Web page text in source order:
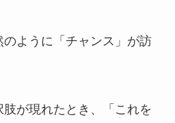
のように「チャンス」が訪
が現れたとき、「これを